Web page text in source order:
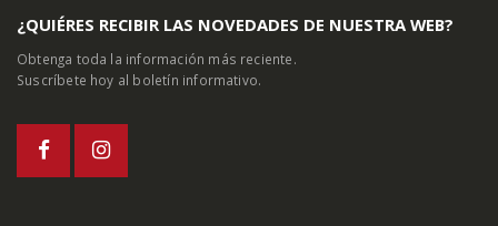
¿QUIÉRES RECIBIR LAS NOVEDADES DE NUESTRA WEB?
Obtenga toda la información más reciente.
Suscríbete hoy al boletín informativo.